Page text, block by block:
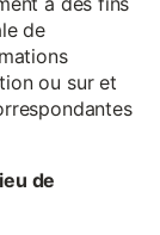
de
ou sur et
de